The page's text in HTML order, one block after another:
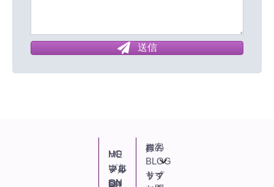
送信
HOME
いおままプロフィール
ONLINE SHOP
お客様の声
BLOG
サイトマップ